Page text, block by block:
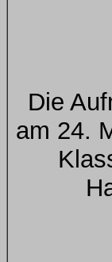
Die
am 24.